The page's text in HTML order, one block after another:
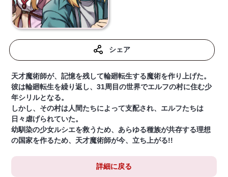
シェア
天才魔術師が、記憶を残して輪廻転生する魔術を作り上げた。
彼は輪廻転生を繰り返し、31周目の世界でエルフの村に住む少
年シリルとなる。
しかし、その村は人間たちによって支配され、エルフたちは
日々虐げられていた。
幼馴染の少女ルシエを救うため、あらゆる種族が共存する理想
の国家を作るため、天才魔術師が今、立ち上がる!!
詳細に戻る